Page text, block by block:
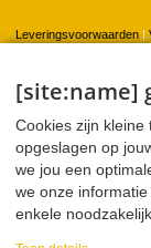
[site:name]
Cookies zijn
opgeslagen op
we jou een
we onze
enkele
Leveringsvoorwaarden
Home Klanten
Twitter